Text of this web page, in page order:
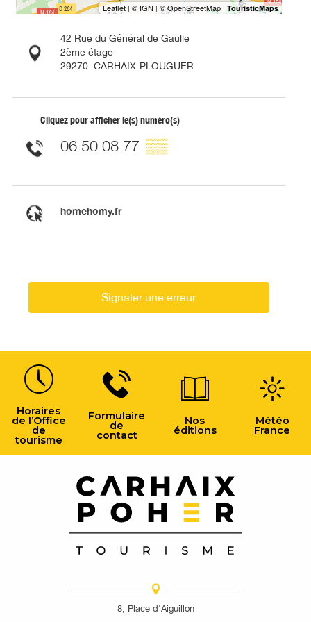
42 Rue du Général de Gaulle
2ème étage
29270 CARHAIX-PLOUGUER
Cliquez pour afficher le(s) numéro(s)
06 50 08 77 ▒▒
homehomy.fr
Signaler une erreur
Horaires
de l’Office
de
tourisme
Formulaire
de
contact
Nos
éditions
Météo
France
8, Place d'Aiguillon